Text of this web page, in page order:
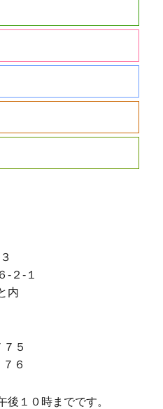
-２-１
内
５
６
後１０時までです。